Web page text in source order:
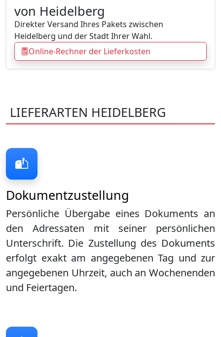
von Heidelberg
Direkter Versand Ihres Pakets zwischen
Heidelberg und der Stadt Ihrer Wahl.
Online-Rechner der Lieferkosten
LIEFERARTEN HEIDELBERG
Dokumentzustellung
Persönliche Übergabe eines Dokuments an
den Adressaten mit seiner persönlichen
Unterschrift. Die Zustellung des Dokuments
erfolgt exakt am angegebenen Tag und zur
angegebenen Uhrzeit, auch an Wochenenden
und Feiertagen.